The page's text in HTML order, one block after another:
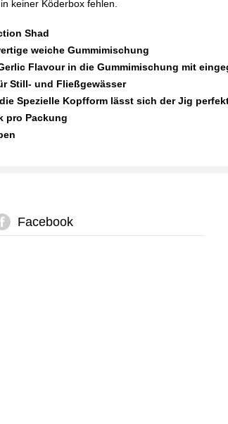
keiner Köderbox fehlen.
Shad
weiche Gummimischung
Flavour in die Gummimischung mit
Still- und Fließgewässer
Spezielle Kopfform lässt sich der Jig
pro Packung
Facebook